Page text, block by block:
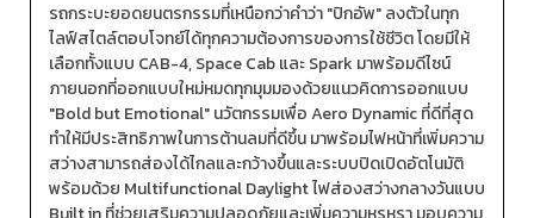
รถกระบะยอดยนตรกรรมที่เหนือกว่าคำว่า "ปิกอัพ" ลงตัวในทุก
ไลฟ์สไตล์ตอบโจทย์ได้ทุกความต้องการของการใช้ชีวิต โดยมีให้
เลือกทั้งแบบ CAB-4, Space Cab และ Spark มาพร้อมดีไซน์
ภายนอกที่ออกแบบใหม่หมดทุกมุมมองด้วยแนวคิดการออกแบบ
"Bold but Emotional" นวัตกรรมเพื่อ Aero Dynamic ที่ดีที่สุด
ทำให้มีประสิทธิภาพในการต้านลมที่ดีขึ้น มาพร้อมไฟหน้าที่เพิ่มความ
สว่างสามารถส่องได้ไกลและกว้างขึ้นและระบบปิดเปิดอัตโนมัติ
พร้อมด้วย Multifunctional Daylight ไฟส่องสว่างกลางวันแบบ